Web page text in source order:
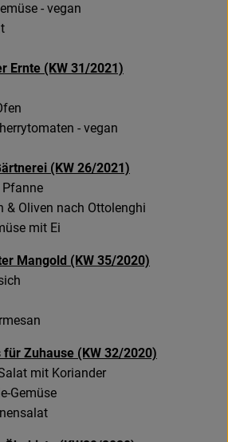
- vegan
Ernte (KW 31/2021)
- vegan
(KW 26/2021)
Pfanne
& Oliven nach Ottolenghi
mit Ei
Mangold (KW 35/2020)
Zuhause (KW 32/2020)
mit Koriander
Gemüse